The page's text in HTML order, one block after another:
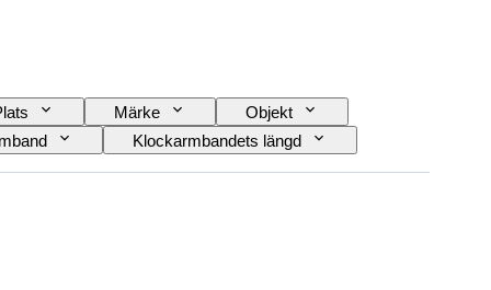
Märke
Objekt
Klockarmbandets längd